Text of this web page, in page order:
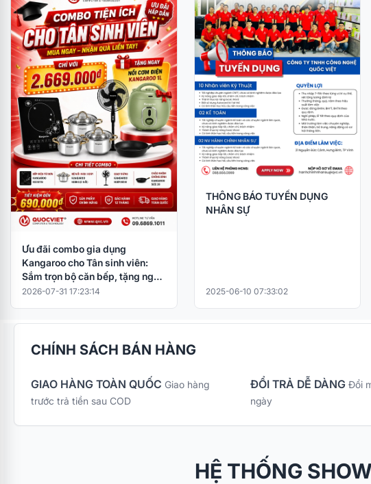
Ưu đãi combo gia dụng
Kangaroo cho Tân sinh viên:
Sắm trọn bộ căn bếp, tặng ngay
nồi cơm điện
2026-07-31 17:23:14
THÔNG BÁO TUYỂN DỤNG
NHÂN SỰ
2025-06-10 07:33:02
CHÍNH SÁCH BÁN HÀNG
GIAO HÀNG TOÀN QUỐC Giao hàng
trước trả tiền sau COD
ĐỔI TRẢ DỄ DÀNG Đổi
ngày
HỆ THỐNG